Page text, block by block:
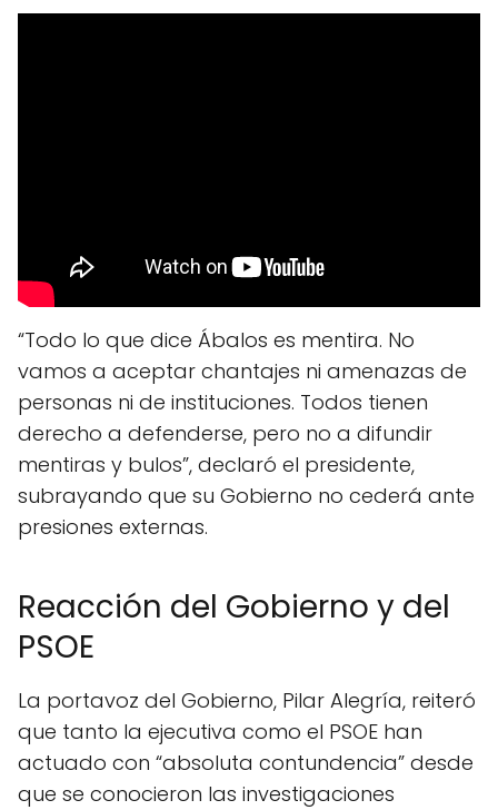
“Todo lo que dice Ábalos es mentira. No
vamos a aceptar chantajes ni amenazas de
personas ni de instituciones. Todos tienen
derecho a defenderse, pero no a difundir
mentiras y bulos”, declaró el presidente,
subrayando que su Gobierno no cederá ante
presiones externas.
Reacción del Gobierno y del
PSOE
La portavoz del Gobierno, Pilar Alegría, reiteró
que tanto la ejecutiva como el PSOE han
actuado con “absoluta contundencia” desde
que se conocieron las investigaciones